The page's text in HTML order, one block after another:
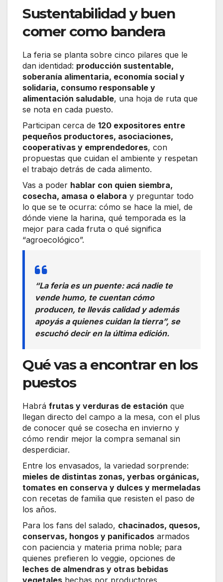
Sustentabilidad y buen
comer como bandera
La feria se planta sobre cinco pilares que le
dan identidad: producción sustentable,
soberanía alimentaria, economía social y
solidaria, consumo responsable y
alimentación saludable, una hoja de ruta que
se nota en cada puesto.
Participan cerca de 120 expositores entre
pequeños productores, asociaciones,
cooperativas y emprendedores, con
propuestas que cuidan el ambiente y respetan
el trabajo detrás de cada alimento.
Vas a poder hablar con quien siembra,
cosecha, amasa o elabora y preguntar todo
lo que se te ocurra: cómo se hace la miel, de
dónde viene la harina, qué temporada es la
mejor para cada fruta o qué significa
“agroecológico”.
“La feria es un puente: acá nadie te
vende humo, te cuentan cómo
producen, te llevás calidad y además
apoyás a quienes cuidan la tierra”, se
escuchó decir en la última edición.
Qué vas a encontrar en los
puestos
Habrá frutas y verduras de estación que
llegan directo del campo a la mesa, con el plus
de conocer qué se cosecha en invierno y
cómo rendir mejor la compra semanal sin
desperdiciar.
Entre los envasados, la variedad sorprende:
mieles de distintas zonas, yerbas orgánicas,
tomates en conserva y dulces y mermeladas
con recetas de familia que resisten el paso de
los años.
Para los fans del salado, chacinados, quesos,
conservas, hongos y panificados armados
con paciencia y materia prima noble; para
quienes prefieren lo veggie, opciones de
leches de almendras y otras bebidas
vegetales hechas por productores